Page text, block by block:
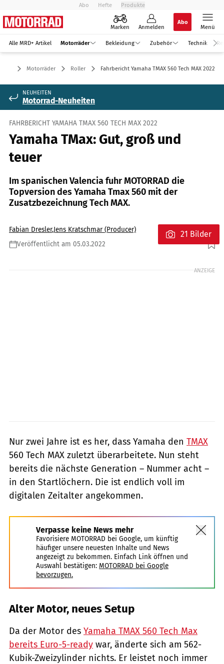
Abo Hefte Produkte
Marken Anmelden
Abo
Menü
Alle MRD+ Artikel Motorräder Bekleidung Zubehör Technik
Motorräder Roller Fahrbericht Yamaha TMAX 560 Tech MAX 2022
NEUHEITEN
Motorrad-Neuheiten
FAHRBERICHT YAMAHA TMAX 560 TECH MAX 2022
Yamaha TMax: Gut, groß und
teuer
Im spanischen Valencia fuhr MOTORRAD die
Topversion des Yamaha Tmax 560 mit der
Zusatzbezeichnung Tech MAX.
Fabian Dresler,Jens Kratschmar (Producer)
Veröffentlicht am 05.03.2022
Foto: Yamaha
21 Bilder
ANZEIGE
Nur zwei Jahre ist es her, dass Yamaha den TMAX
560 Tech MAX zuletzt überarbeitete. Nun steht
bereits die nächste Generation – Nummer acht –
in den Startlöchern. Die ist endlich voll im
digitalen Zeitalter angekommen.
Verpasse keine News mehr
Favorisiere MOTORRAD bei Google, um künftig
häufiger unsere neuesten Inhalte und News
angezeigt zu bekommen. Einfach Link öffnen und
Auswahl bestätigen: MOTORRAD bei Google
bevorzugen.
Alter Motor, neues Setup
Da der Motor des Yamaha TMAX 560 Tech Max
bereits Euro-5-ready war, änderte sich am 562-
Kubik-Zweizylinder nichts. Er leistet noch immer